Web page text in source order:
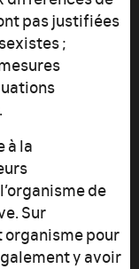
pas justifiées
;
à la
de
Sur
pour
y avoir